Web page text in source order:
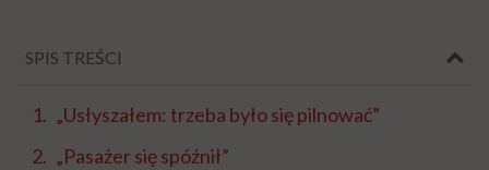
SPIS TREŚCI
„Usłyszałem: trzeba było się pilnować”
„Pasażer się spóźnił”